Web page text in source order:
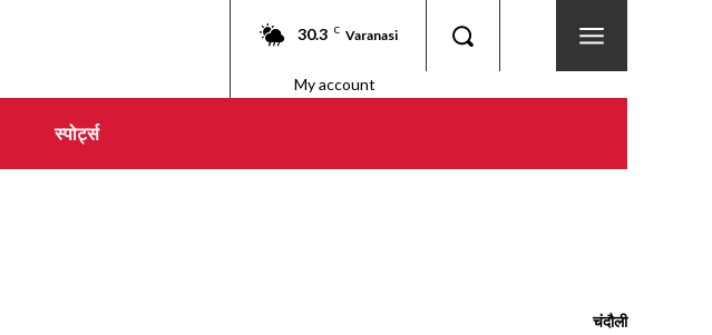
30.3 C Varanasi
My account
स्पोर्ट्स
चंदौली